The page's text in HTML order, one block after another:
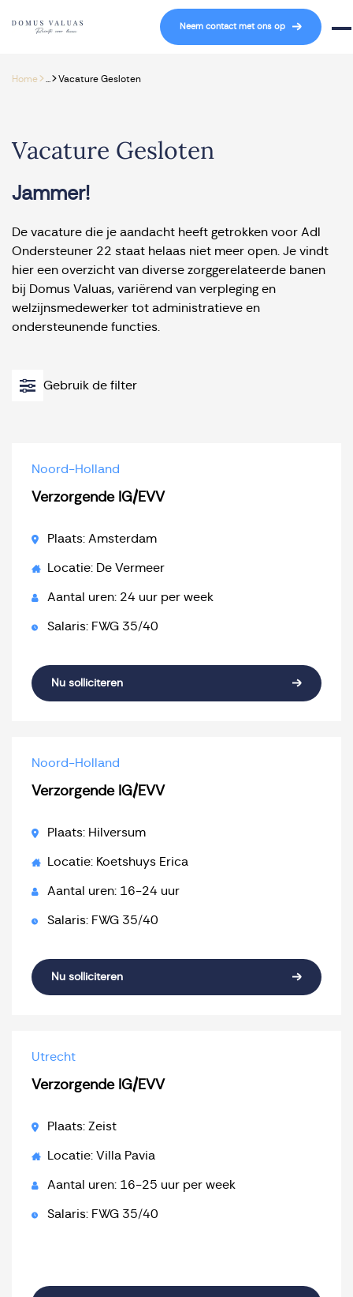
Navigatie overslaan
Neem contact met ons op
Home> >Vacature Gesloten
Vacature Gesloten
Jammer!
De vacature die je aandacht heeft getrokken voor Adl
Ondersteuner 22 staat helaas niet meer open. Je vindt
hier een overzicht van diverse zorggerelateerde banen
bij Domus Valuas, variërend van verpleging en
welzijnsmedewerker tot administratieve en
ondersteunende functies.
Gebruik de filter
Noord-Holland
Verzorgende IG/EVV
Plaats: Amsterdam
Locatie: De Vermeer
Aantal uren: 24 uur per week
Salaris: FWG 35/40
Nu solliciteren
Noord-Holland
Verzorgende IG/EVV
Plaats: Hilversum
Locatie: Koetshuys Erica
Aantal uren: 16-24 uur
Salaris: FWG 35/40
Nu solliciteren
Utrecht
Verzorgende IG/EVV
Plaats: Zeist
Locatie: Villa Pavia
Aantal uren: 16-25 uur per week
Salaris: FWG 35/40